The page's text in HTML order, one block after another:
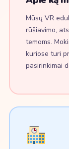
Mūsų VR
rūšiavimo,
temoms.
kuriose turi
pasirinkimai